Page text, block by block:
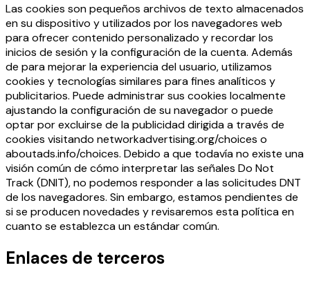
Las cookies son pequeños archivos de texto almacenados
en su dispositivo y utilizados por los navegadores web
para ofrecer contenido personalizado y recordar los
inicios de sesión y la configuración de la cuenta. Además
de para mejorar la experiencia del usuario, utilizamos
cookies y tecnologías similares para fines analíticos y
publicitarios. Puede administrar sus cookies localmente
ajustando la configuración de su navegador o puede
optar por excluirse de la publicidad dirigida a través de
cookies visitando networkadvertising.org/choices o
aboutads.info/choices. Debido a que todavía no existe una
visión común de cómo interpretar las señales Do Not
Track (DNIT), no podemos responder a las solicitudes DNT
de los navegadores. Sin embargo, estamos pendientes de
si se producen novedades y revisaremos esta política en
cuanto se establezca un estándar común.
Enlaces de terceros